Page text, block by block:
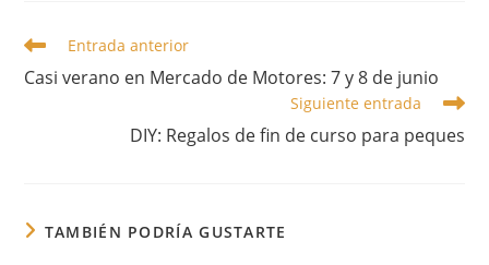
Leer
artículos
Entrada anterior
Casi verano en Mercado de Motores: 7 y 8 de junio
Siguiente entrada
DIY: Regalos de fin de curso para peques
TAMBIÉN PODRÍA GUSTARTE